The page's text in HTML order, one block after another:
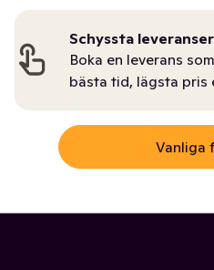
Schyssta leveranser
Boka en leverans
bästa tid, lägsta pris
Vanliga